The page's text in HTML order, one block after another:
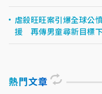
虐殺旺旺案引爆全球公
援 再傳男童尋新目標
熱門文章